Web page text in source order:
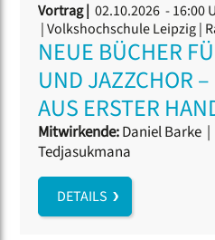
Vortrag | 02.10.2026 - 16:00
| Volkshochschule Leipzig |
NEUE BÜCHER
UND JAZZCHOR
AUS ERSTER
Mitwirkende:Daniel Barke |
Tedjasukmana
DETAILS